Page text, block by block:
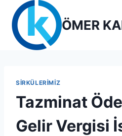
content
ÖMER
SIRKÜLERIMIZ
Tazminat
Gelir Vergisi